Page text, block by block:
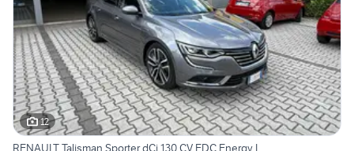
12
RENAULT Talisman Sporter dCi 130 CV EDC Energy I